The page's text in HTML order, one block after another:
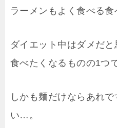
ラーメンもよく食べる食
ダイエット中はダメだ
食べたくなるものの1つ
しかも麺だけならあれ
い…。